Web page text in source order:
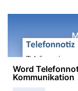
Word
Kommunikation